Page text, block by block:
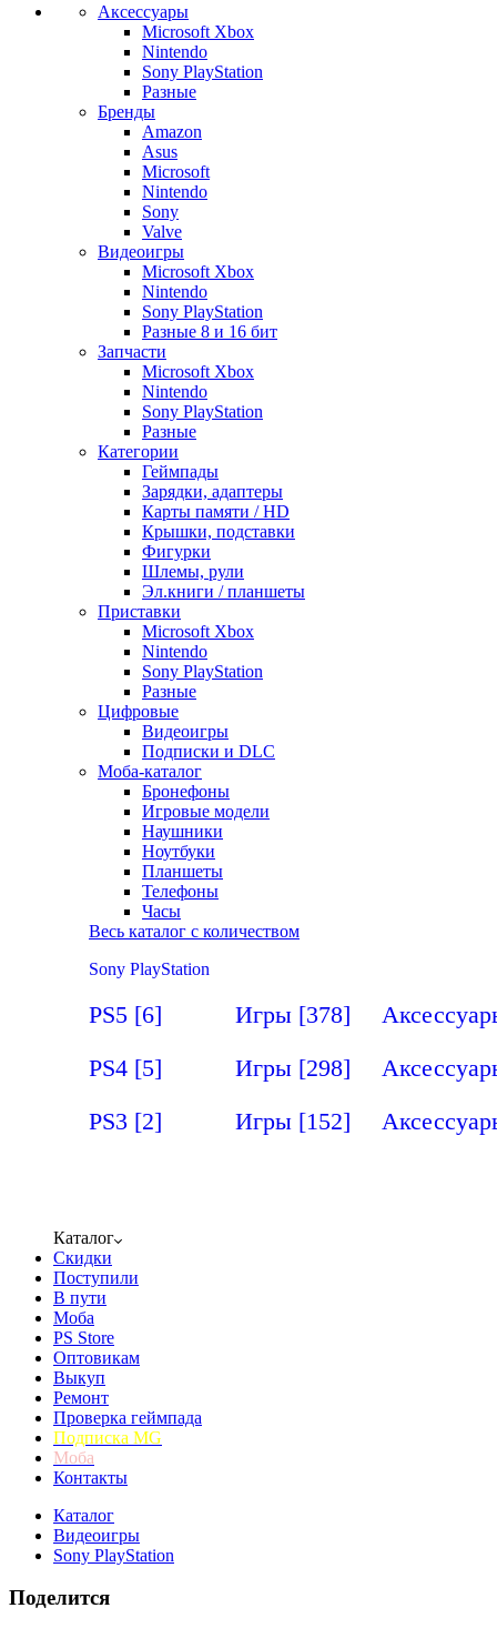
Аксессуары
Microsoft Xbox
Nintendo
Sony PlayStation
Разные
Бренды
Amazon
Asus
Microsoft
Nintendo
Sony
Valve
Видеоигры
Microsoft Xbox
Nintendo
Sony PlayStation
Разные 8 и 16 бит
Запчасти
Microsoft Xbox
Nintendo
Sony PlayStation
Разные
Категории
Геймпады
Зарядки, адаптеры
Карты памяти / HD
Крышки, подставки
Фигурки
Шлемы, рули
Эл.книги / планшеты
Приставки
Microsoft Xbox
Nintendo
Sony PlayStation
Разные
Цифровые
Видеоигры
Подписки и DLC
Моба-каталог
Бронефоны
Игровые модели
Наушники
Ноутбуки
Планшеты
Телефоны
Часы
Весь каталог с количеством
Sony PlayStation
PS5 [6] Игры [378]
PS4 [5] Игры [298]
PS3 [2] Игры [152]
Каталог
Скидки
Поступили
В пути
Моба
PS Store
Оптовикам
Выкуп
Ремонт
Проверка геймпада
Подписка MG
Моба
Контакты
Каталог
Видеоигры
Sony PlayStation
Поделится